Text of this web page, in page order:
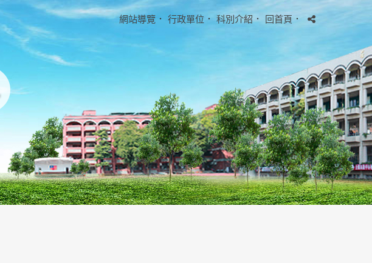
網站導覽 ． 行政單位 ． 科別介紹． 回首頁．